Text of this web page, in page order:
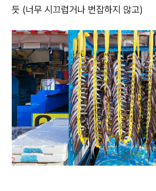
듯 (너무 시끄럽거나 번잡하지 않고)